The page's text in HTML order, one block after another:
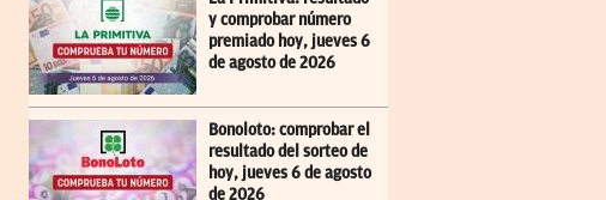
y comprobar número
premiado hoy, jueves 6
de agosto de 2026
Bonoloto: comprobar el
resultado del sorteo de
hoy, jueves 6 de agosto
de 2026